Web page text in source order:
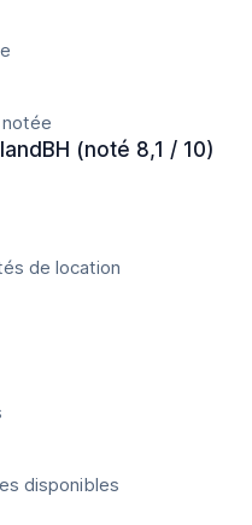
(noté 8,1 / 10)
de location
disponibles